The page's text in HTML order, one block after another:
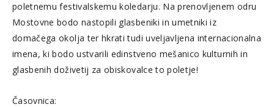
poletnemu festivalskemu koledarju. Na prenovljenem odru
Mostovne bodo nastopili glasbeniki in umetniki iz
domačega okolja ter hkrati tudi uveljavljena internacionalna
imena, ki bodo ustvarili edinstveno mešanico kulturnih in
glasbenih doživetij za obiskovalce to poletje!
Časovnica: